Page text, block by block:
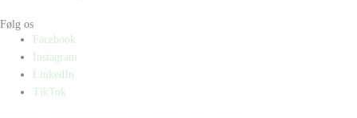
Følg os
Facebook
Instagram
LinkedIn
TikTok